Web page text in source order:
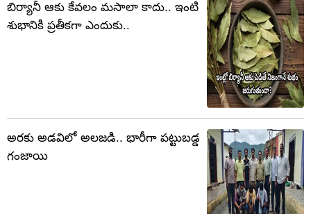
బిర్యానీ ఆకు కేవలం మసాలా కాదు.. ఇంటి
శుభానికి ప్రతీకగా ఎందుకు..
అరకు అడవిలో అలజడి.. భారీగా పట్టుబడ్డ
గంజాయి